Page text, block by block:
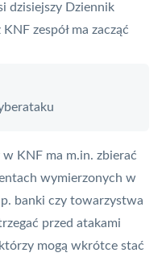
dzisiejszy Dziennik
KNF zespół ma zacząć
w KNF ma m.in. zbierać
wymierzonych w
banki czy towarzystwa
przed atakami
mogą wkrótce stać